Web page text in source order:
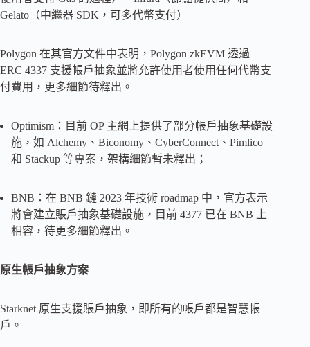
Gelato（中繼器 SDK，可多代幣支付）
Polygon 在其官方文件中表明，Polygon zkEVM 透過
ERC 4337 支援帳戶抽象並將允許使用者使用任何代幣支
付費用，更多細節待釋出。
Optimism：目前 OP 主網上提供了部分帳戶抽象基礎設
施，如 Alchemy、Biconomy、CyberConnect、Pimlico
和 Stackup 等專案，架構細節暫未釋出；
BNB：在 BNB 鏈 2023 年技術 roadmap 中，官方表示
將會建立賬戶抽象基礎設施，目前 4377 已在 BNB 上
相容，待更多細節釋出。
原生帳戶抽象方案
Starknet 原生支援賬戶抽象，即所有的帳戶都是智慧帳
戶。